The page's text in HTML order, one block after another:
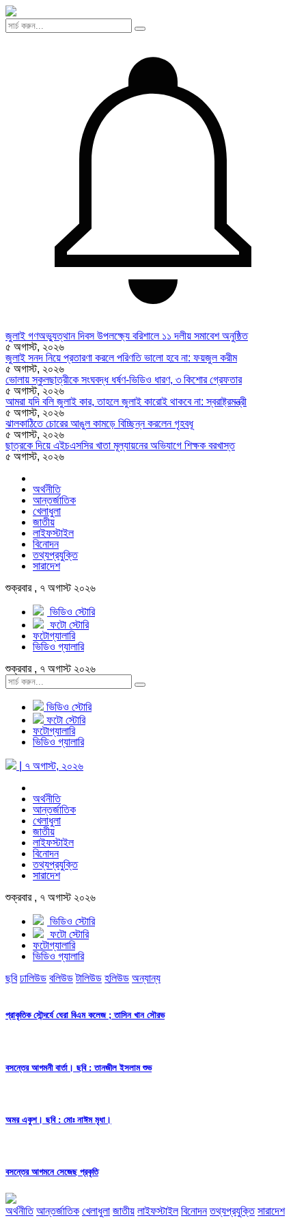
জুলাই গণঅভ্যুত্থান দিবস উপলক্ষ্যে বরিশালে ১১ দলীয় সমাবেশ অনুষ্ঠিত
৫ অগাস্ট, ২০২৬
জুলাই সনদ নিয়ে প্রতারণা করলে পরিণতি ভালো হবে না: ফয়জুল করীম
৫ অগাস্ট, ২০২৬
ভোলায় স্কুলছাত্রীকে সংঘবদ্ধ ধর্ষণ-ভিডিও ধারণ, ৩ কিশোর গ্রেফতার
৫ অগাস্ট, ২০২৬
আমরা যদি বলি জুলাই কার, তাহলে জুলাই কারোই থাকবে না: স্বরাষ্ট্রমন্ত্রী
৫ অগাস্ট, ২০২৬
ঝালকাঠিতে চোরের আঙুল কামড়ে বিচ্ছিন্ন করলেন গৃহবধূ
৫ অগাস্ট, ২০২৬
ছাত্রকে দিয়ে এইচএসসির খাতা মূল্যায়নের অভিযাগে শিক্ষক বরখাস্ত
৫ অগাস্ট, ২০২৬
অর্থনীতি
আন্তর্জাতিক
খেলাধুলা
জাতীয়
লাইফস্টাইল
বিনোদন
তথ্যপ্রযুক্তি
সারাদেশ
শুক্রবার , ৭ অগাস্ট ২০২৬
ভিডিও স্টোরি
ফটো স্টোরি
ফটোগ্যালারি
ভিডিও গ্যালারি
শুক্রবার , ৭ অগাস্ট ২০২৬
ভিডিও স্টোরি
ফটো স্টোরি
ফটোগ্যালারি
ভিডিও গ্যালারি
| ৭ অগাস্ট, ২০২৬
অর্থনীতি
আন্তর্জাতিক
খেলাধুলা
জাতীয়
লাইফস্টাইল
বিনোদন
তথ্যপ্রযুক্তি
সারাদেশ
শুক্রবার , ৭ অগাস্ট ২০২৬
ভিডিও স্টোরি
ফটো স্টোরি
ফটোগ্যালারি
ভিডিও গ্যালারি
ছবি ঢালিউড বলিউড টালিউড হলিউড অন্যান্য
প্রাকৃতিক সৌন্দর্যে ঘেরা বিএম কলেজ ; তাসিন খান সৌরভ
বসন্তের আগমনী বার্তা। ছবি : তানজীল ইসলাম শুভ
অমর একুশ। ছবি : মোঃ নাঈম মৃধা।
বসন্তের আগমনে সেজেছ প্রকৃতি
অর্থনীতি আন্তর্জাতিক খেলাধুলা জাতীয় লাইফস্টাইল বিনোদন তথ্যপ্রযুক্তি সারাদেশ